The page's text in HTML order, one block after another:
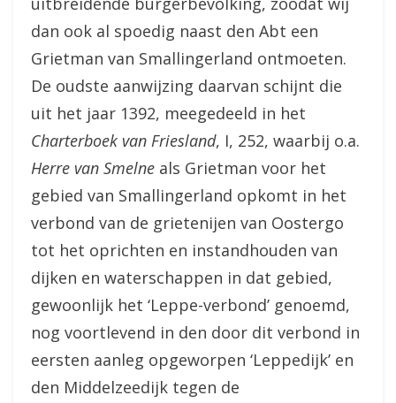
dan ook al spoedig naast den Abt een
Grietman van Smallingerland ontmoeten.
De oudste aanwijzing daarvan schijnt die
uit het jaar 1392, meegedeeld in het
Charterboek van Friesland, I, 252, waarbij o.a.
Herre van Smelne als Grietman voor het
gebied van Smallingerland opkomt in het
verbond van de grietenijen van Oostergo
tot het oprichten en instandhouden van
dijken en waterschappen in dat gebied,
gewoonlijk het ‘Leppe-verbond’ genoemd,
nog voortlevend in den door dit verbond in
eersten aanleg opgeworpen ‘Leppedijk’ en
den Middelzeedijk tegen de